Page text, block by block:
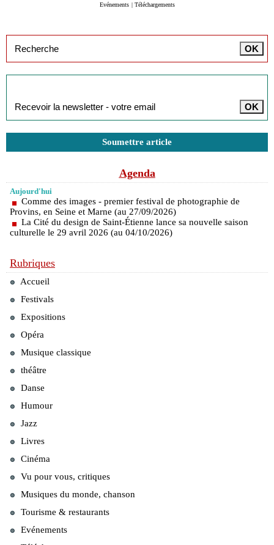
Evénements | Téléchargements
Soumettre article
Agenda
Aujourd'hui
Comme des images - premier festival de photographie de
Provins, en Seine et Marne (au 27/09/2026)
La Cité du design de Saint-Étienne lance sa nouvelle saison
culturelle le 29 avril 2026 (au 04/10/2026)
Rubriques
Accueil
Festivals
Expositions
Opéra
Musique classique
théâtre
Danse
Humour
Jazz
Livres
Cinéma
Vu pour vous, critiques
Musiques du monde, chanson
Tourisme & restaurants
Evénements